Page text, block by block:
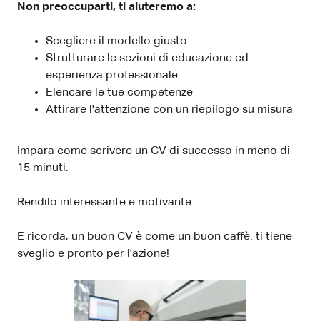
Non preoccuparti, ti aiuteremo a:
Scegliere il modello giusto
Strutturare le sezioni di educazione ed
esperienza professionale
Elencare le tue competenze
Attirare l'attenzione con un riepilogo su misura
Impara come scrivere un CV di successo in meno di
15 minuti.
Rendilo interessante e motivante.
E ricorda, un buon CV è come un buon caffè: ti tiene
sveglio e pronto per l'azione!